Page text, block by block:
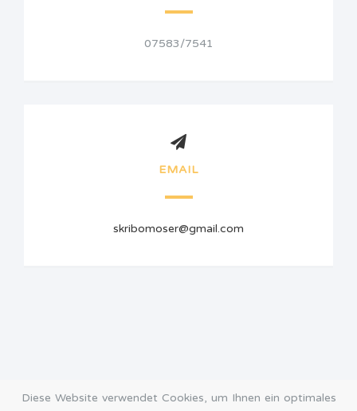
07583/7541
EMAIL
skribomoser@gmail.com
Diese Website verwendet Cookies, um Ihnen ein optimales